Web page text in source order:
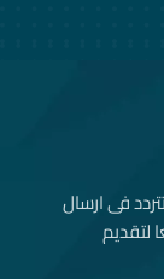
فى ارسال
لتقديم